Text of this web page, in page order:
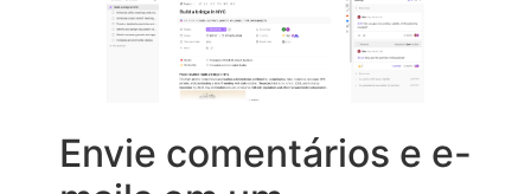
Envie comentários e e-